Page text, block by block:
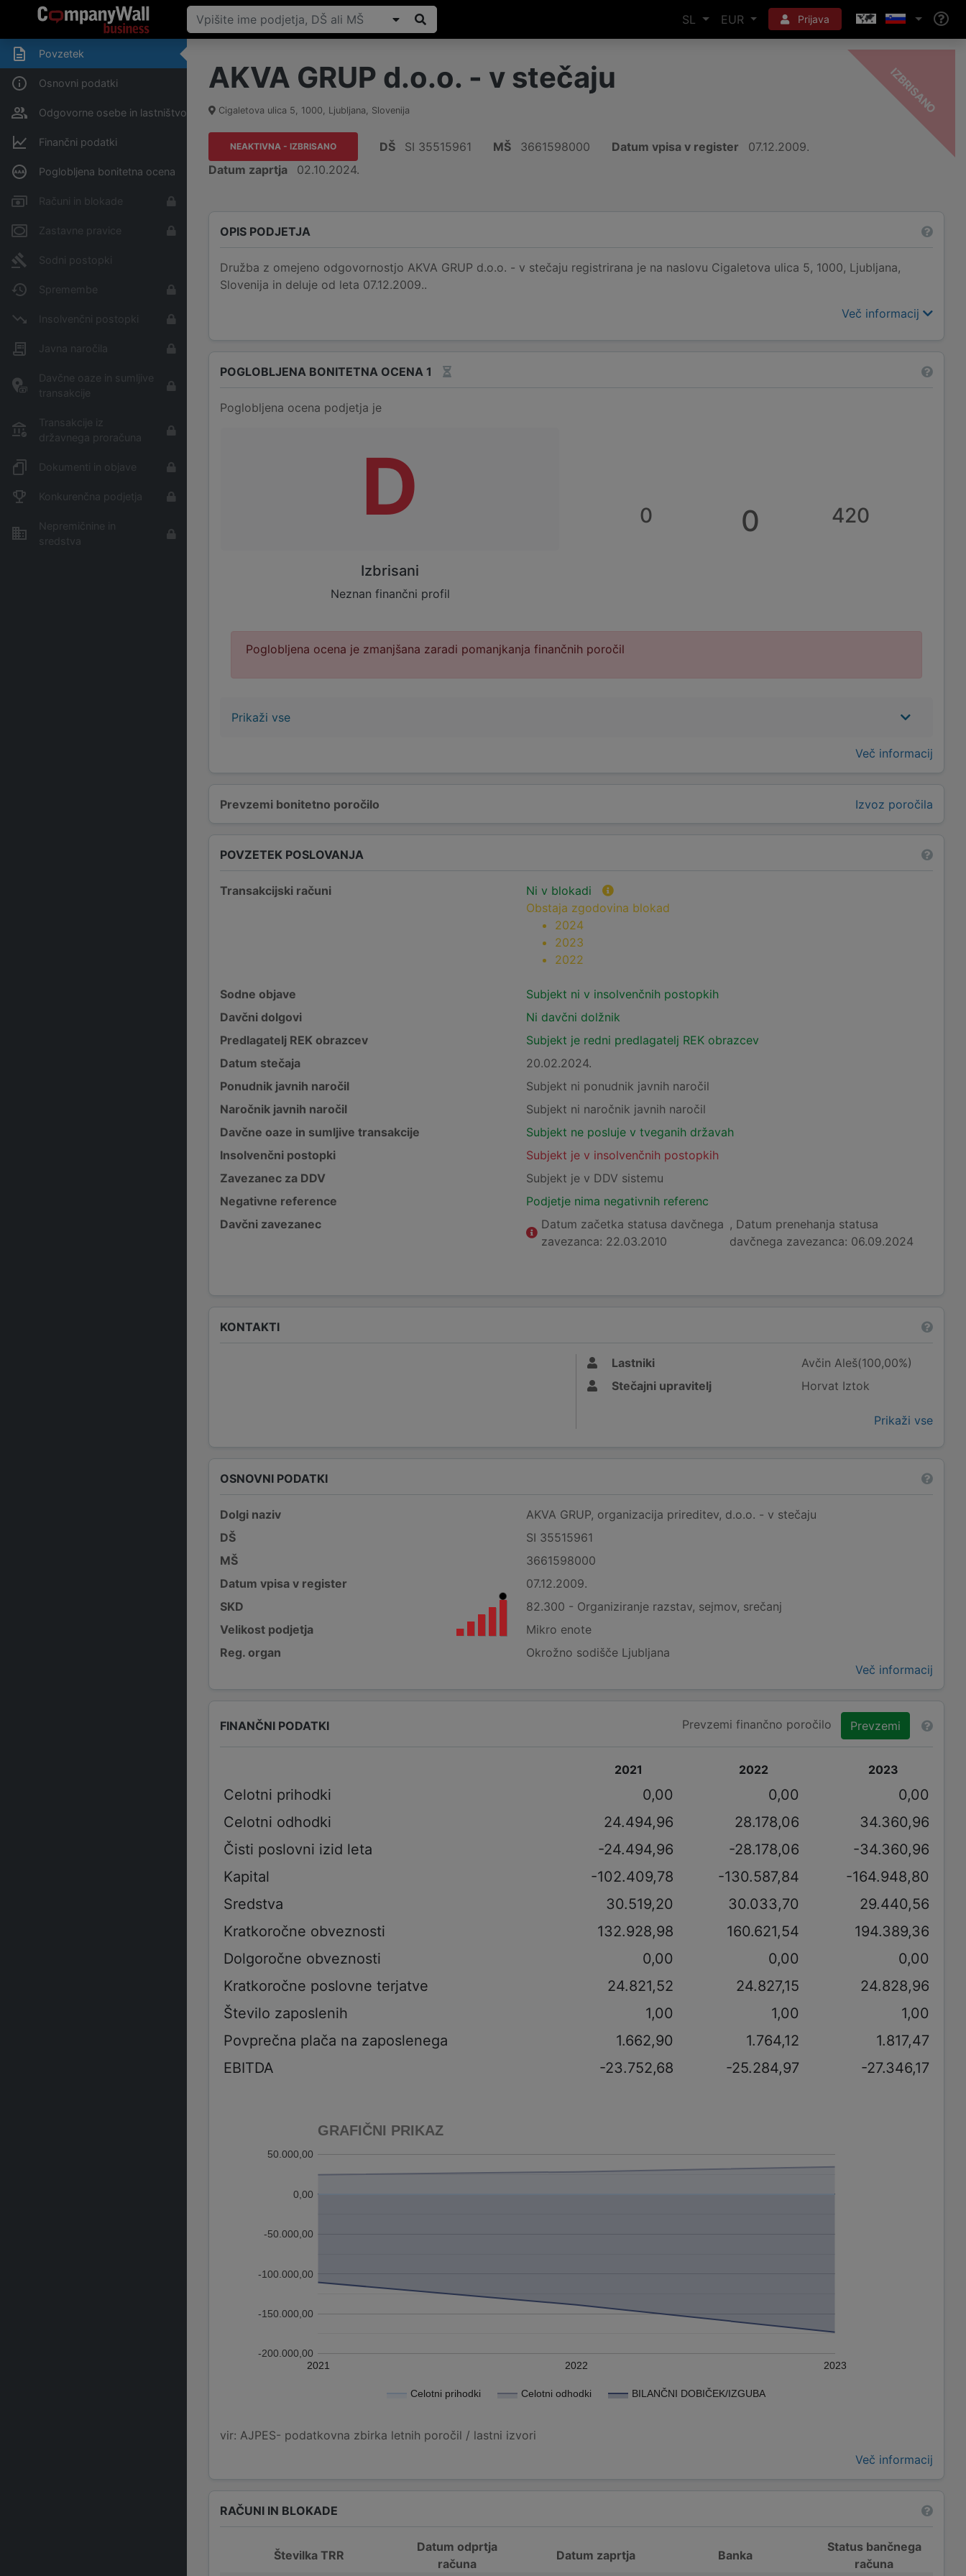
SL EUR Prijava
Povzetek
Osnovni podatki
Odgovorne osebe in lastništvo
Finančni podatki
Poglobljena bonitetna ocena
Računi in blokade
Zastavne pravice
Sodni postopki
Spremembe
Insolvenčni postopki
Javna naročila
Davčne oaze in sumljive
transakcije
Transakcije iz
državnega proračuna
Dokumenti in objave
Konkurenčna podjetja
Nepremičnine in
sredstva
AKVA GRUP d.o.o. - v stečaju
Cigaletova ulica 5, 1000, Ljubljana, Slovenija -
O
NEAKTIVNA - IZBRISANO DŠ SI 35515961 MŠ 3661598000 Datum vpisa v register
07.12.2009.
Datum zaprtja
02.10.2024.
OPIS PODJETJA
Družba z omejeno odgovornostjo AKVA GRUP d.o.o. - v stečaju registrirana je na naslovu Cigaletova ulica 5, 1000, Ljubljana,
Slovenija in deluje od leta 07.12.2009..
Več informacij
Prevzemi bonitetno poročilo Izvoz poročila
POGLOBLJENA BONITETNA OCENA 1
Poglobljena ocena podjetja je
D
Izbrisani
Neznan finančni profil
0 0 420
Poglobljena ocena je zmanjšana zaradi pomanjkanja finančnih poročil
Prikaži vse
Več informacij
POVZETEK POSLOVANJA
Transakcijski računi
Ni v blokadi
Obstaja zgodovina blokad
2024
2023
2022
Sodne objave
Subjekt ni v insolvenčnih postopkih
Davčni dolgovi
Ni davčni dolžnik
Predlagatelj REK obrazcev
Subjekt je redni predlagatelj REK obrazcev
Datum stečaja
20.02.2024.
Ponudnik javnih naročil
Subjekt ni ponudnik javnih naročil
Naročnik javnih naročil
Subjekt ni naročnik javnih naročil
Davčne oaze in sumljive transakcije
Subjekt ne posluje v tveganih državah
Insolvenčni postopki
Subjekt je v insolvenčnih postopkih
Zavezanec za DDV
Subjekt je v DDV sistemu
Negativne reference
Podjetje nima negativnih referenc
Davčni zavezanec
Datum začetka statusa davčnega
zavezanca: 22.03.2010
, Datum prenehanja statusa
davčnega zavezanca: 06.09.2024
KONTAKTI
Lastniki
Avčin Aleš(100,00%)
Stečajni upravitelj
Horvat Iztok
Prikaži vse
OSNOVNI PODATKI
Dolgi naziv
AKVA GRUP, organizacija prireditev, d.o.o. - v stečaju
DŠ
SI 35515961
MŠ
3661598000
Datum vpisa v register
07.12.2009.
SKD
82.300 - Organiziranje razstav, sejmov, srečanj
Velikost podjetja
Mikro enote
Reg. organ
Okrožno sodišče Ljubljana
Več informacij
FINANČNI PODATKI Prevzemi finančno poročilo Prevzemi
2021 2022 2023
Celotni prihodki 0,00 0,00
0,00
Celotni odhodki
24.494,96 28.178,06
34.360,96
Čisti poslovni izid leta
-24.494,96 -28.178,06
-34.360,96
Kapital
-102.409,78 -130.587,84
-164.948,80
Sredstva
30.519,20 30.033,70
29.440,56
Kratkoročne obveznosti
132.928,98 160.621,54
194.389,36
Dolgoročne obveznosti
0,00 0,00
0,00
Kratkoročne poslovne terjatve
24.821,52 24.827,15
24.828,96
Število zaposlenih
1,00 1,00
1,00
Povprečna plača na zaposlenega
1.662,90 1.764,12
1.817,47
EBITDA
-23.752,68 -25.284,97 -27.346,17
GRAFIČNI PRIKAZ
Celotni prihodki Celotni odhodki BILANČNI DOBIČEK/IZGUBA
2021 2022 2023
-200.000,00
-150.000,00
-100.000,00
-50.000,00
0,00
50.000,00
vir: AJPES- podatkovna zbirka letnih poročil / lastni izvori
Več informacij
RAČUNI IN BLOKADE
Številka TRR
Datum odprtja
računa
Datum zaprtja Banka
Status bančnega
računa